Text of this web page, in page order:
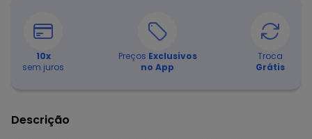
10x
sem juros
Preços Exclusivos
no App
Troca
Grátis
Descrição